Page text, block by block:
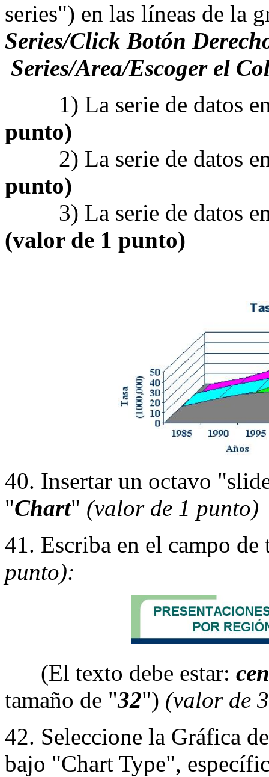
series") en las líneas de la
Series/Click Botón
Series/Area/Escoger el
1) La serie de datos en
punto)
2) La serie de datos
punto)
3) La serie de datos
(valor de 1 punto)
40. Insertar un octavo
"Chart" (valor de 1 punto)
41. Escriba en el campo
punto):
(El texto debe estar:
tamaño de "32") (valor de
42. Seleccione la Gráfica
bajo "Chart Type",